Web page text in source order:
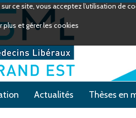
ce site, vous acceptez l’utilisation
plus et gérer les cookies
Actualités Thèses en